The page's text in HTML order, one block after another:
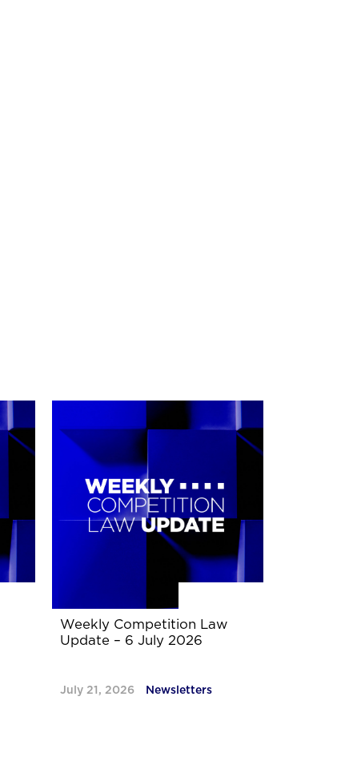
Weekly Competition Law
Update – 6 July 2026
July 21, 2026 Newsletters